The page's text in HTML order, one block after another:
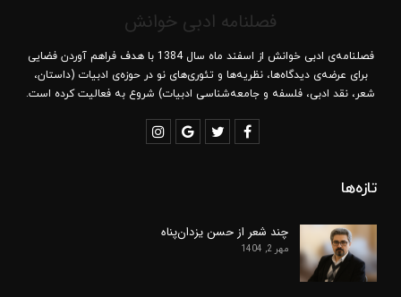
فصلنامه ادبی خوانش
فصلنامه‌ی ادبی خوانش از اسفند ماه سال 1384 با هدف فراهم آوردن فضایی
برای عرضه‌ی دیدگاه‌ها، نظریه‌ها و تئوری‌های نو در حوزه‌ی ادبیات (داستان،
شعر، نقد ادبی، فلسفه و جامعه‌شناسی ادبیات) شروع به فعالیت کرده است.
تازه‌ها
چند شعر از حسن یزدان‌پناه
مهر 2, 1404